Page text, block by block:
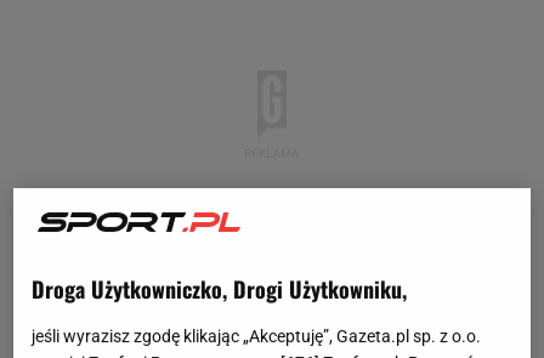
Droga Użytkowniczko, Drogi Użytkowniku,
jeśli wyrazisz zgodę klikając „Akceptuję”, Gazeta.pl sp. z o.o.